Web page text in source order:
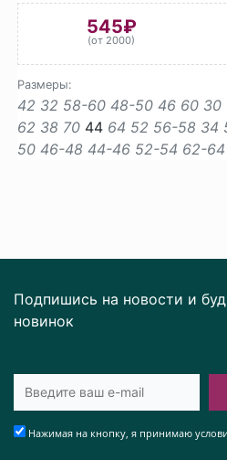
545₽
(от 2000)
Размеры:
42 32 58-60 48-50 46 60 30
62 38 70 44 64 52 56-58 34
50 46-48 44-46 52-54 62-64
Подпишись на новости и
новинок
Нажимая на кнопку, я принимаю